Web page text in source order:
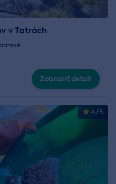
v Tatrách
Zobraziť detail
4/5